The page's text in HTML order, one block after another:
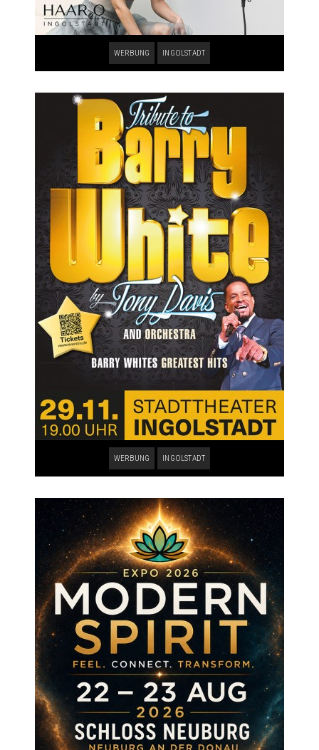
WERBUNG INGOLSTADT
WERBUNG INGOLSTADT